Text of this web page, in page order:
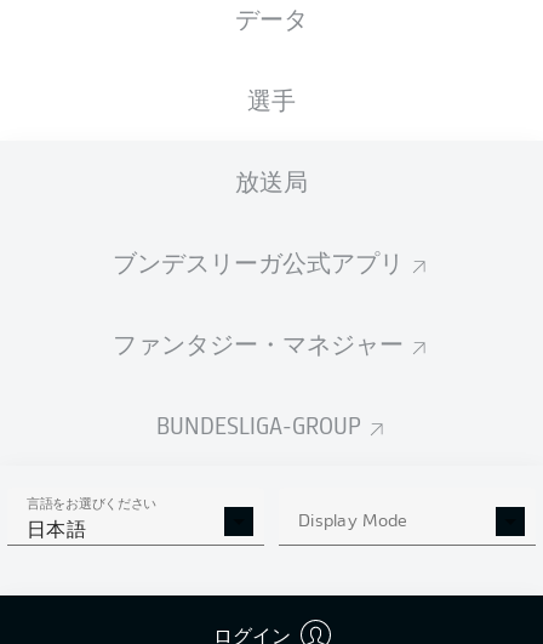
データ
選手
放送局
ブンデスリーガ公式アプリ
ファンタジー・マネジャー
BUNDESLIGA-GROUP
言語をお選びください
日本語 Display Mode
ログイン
28.04.2005
2026/2027
統計 シーズン 2026/2027
AERIAL DUELS
WON